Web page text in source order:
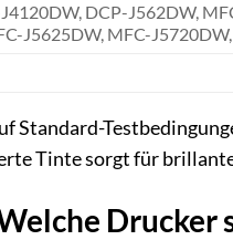
DCP-J562DW,
J5625DW, MFC-
Standard-
Tinte sorgt für
Drucker